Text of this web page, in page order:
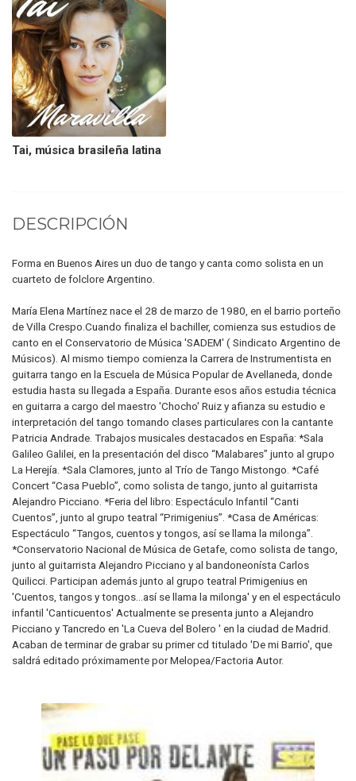
Tai, música brasileña latina
DESCRIPCIÓN
Forma en Buenos Aires un duo de tango y canta como solista en un
cuarteto de folclore Argentino.
María Elena Martínez nace el 28 de marzo de 1980, en el barrio porteño
de Villa Crespo.Cuando finaliza el bachiller, comienza sus estudios de
canto en el Conservatorio de Música 'SADEM' ( Sindicato Argentino de
Músicos). Al mismo tiempo comienza la Carrera de Instrumentista en
guitarra tango en la Escuela de Música Popular de Avellaneda, donde
estudia hasta su llegada a España. Durante esos años estudia técnica
en guitarra a cargo del maestro 'Chocho' Ruiz y afianza su estudio e
interpretación del tango tomando clases particulares con la cantante
Patricia Andrade. Trabajos musicales destacados en España: *Sala
Galileo Galilei, en la presentación del disco “Malabares” junto al grupo
La Herejía. *Sala Clamores, junto al Trío de Tango Mistongo. *Café
Concert “Casa Pueblo”, como solista de tango, junto al guitarrista
Alejandro Picciano. *Feria del libro: Espectáculo Infantil “Canti
Cuentos”, junto al grupo teatral “Primigenius”. *Casa de Américas:
Espectáculo “Tangos, cuentos y tongos, así se llama la milonga”.
*Conservatorio Nacional de Música de Getafe, como solista de tango,
junto al guitarrista Alejandro Picciano y al bandoneonísta Carlos
Quilicci. Participan además junto al grupo teatral Primigenius en
'Cuentos, tangos y tongos...así se llama la milonga' y en el espectáculo
infantil 'Canticuentos' Actualmente se presenta junto a Alejandro
Picciano y Tancredo en 'La Cueva del Bolero ' en la ciudad de Madrid.
Acaban de terminar de grabar su primer cd titulado 'De mi Barrio', que
saldrá editado próximamente por Melopea/Factoria Autor.